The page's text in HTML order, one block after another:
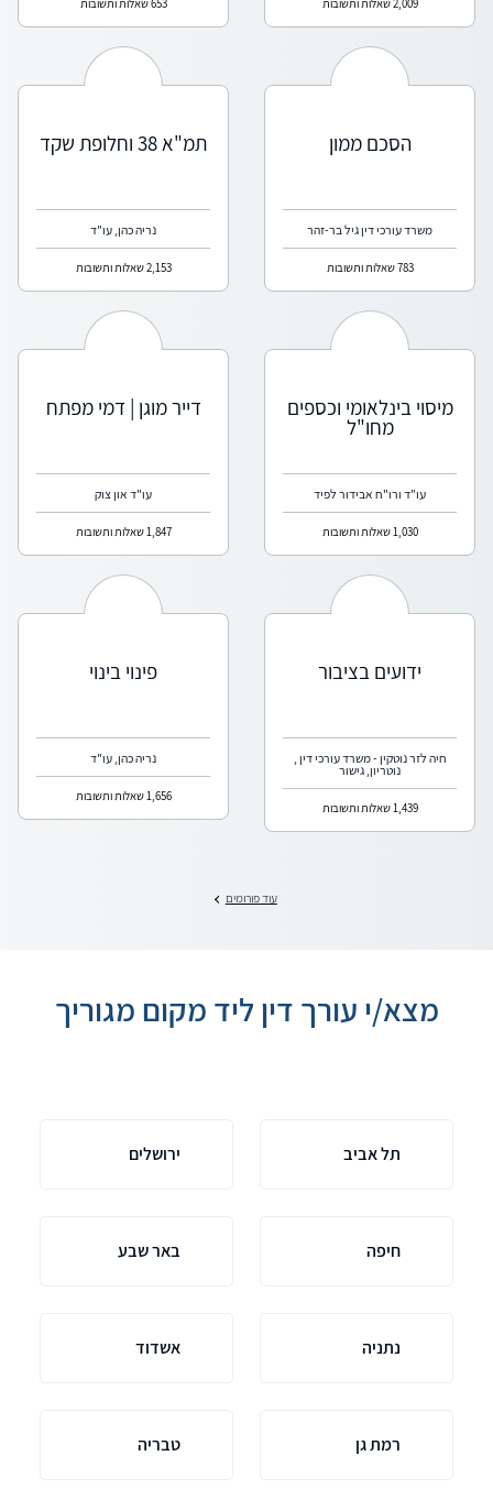
2,009 שאלות ותשובות 653 שאלות ותשובות
הסכם ממון
משרד עורכי דין גיל בר-זהר
783 שאלות ותשובות
תמ"א 38 וחלופת שקד
נריה כהן, עו"ד
2,153 שאלות ותשובות
מיסוי בינלאומי וכספים
מחו"ל
עו"ד ורו"ח אבידור לפיד
1,030 שאלות ותשובות
דייר מוגן | דמי מפתח
עו"ד און צוק
1,847 שאלות ותשובות
ידועים בציבור
חיה לזר נוטקין - משרד עורכי דין ,
נוטריון, גישור
1,439 שאלות ותשובות
פינוי בינוי
נריה כהן, עו"ד
1,656 שאלות ותשובות
עוד פורומים
מצא/י עורך דין ליד מקום מגוריך
תל אביב ירושלים
חיפה באר שבע
נתניה אשדוד
רמת גן טבריה